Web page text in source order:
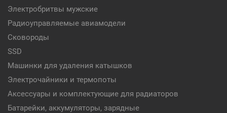
Электробритвы мужские
Радиоуправляемые авиамодели
Сковороды
SSD
Машинки для удаления катышков
Электрочайники и термопоты
Аксессуары и комплектующие для радиаторов
Батарейки, аккумуляторы, зарядные